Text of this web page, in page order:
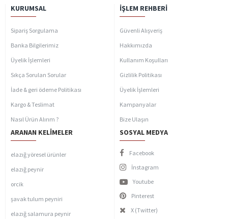
KURUMSAL
Sipariş Sorgulama
Banka Bilgilerimiz
Üyelik İşlemleri
Sıkça Sorulan Sorular
İade & geri ödeme Politikası
Kargo & Teslimat
Nasıl Ürün Alırım ?
İŞLEM REHBERI
Güvenli Alışveriş
Hakkımızda
Kullanım Koşulları
Gizlilik Politikası
Üyelik İşlemleri
Kampanyalar
Bize Ulaşın
ARANAN KELIMELER
elazığ yöresel ürünler
elazığ peynir
orcik
şavak tulum peyniri
elazığ salamura peynir
SOSYAL MEDYA
Facebook
İnstagram
Youtube
Pinterest
X (Twitter)